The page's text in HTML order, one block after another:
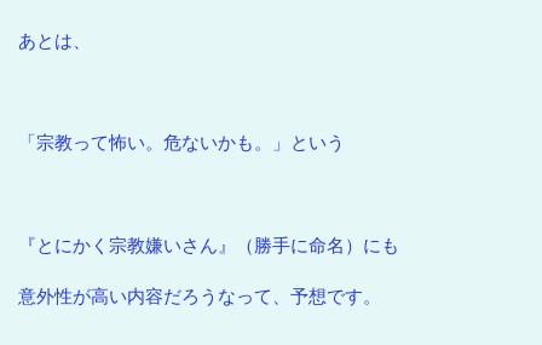
あとは、
「宗教って怖い。危ないかも。」という
『とにかく宗教嫌いさん』（勝手に命名）にも
意外性が高い内容だろうなって、予想です。